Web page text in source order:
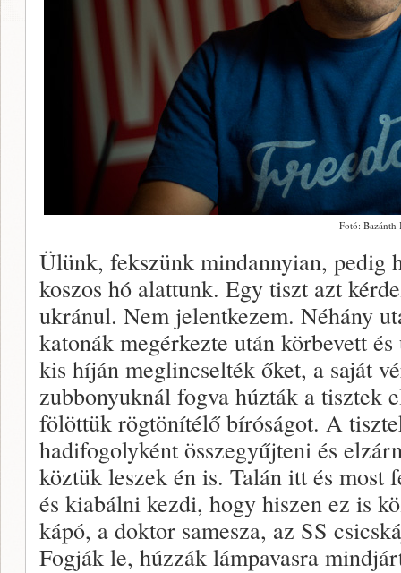
Fotó: Bazánth
Ülünk, fekszünk mindannyian, pedig
koszos hó alattunk. Egy tiszt azt
ukránul. Nem jelentkezem. Néhány
katonák megérkezte után körbevett
kis híján meglincselték őket, a saját
zubbonyuknál fogva húzták a tisztek
fölöttük rögtönítélő bíróságot. A
hadifogolyként összegyűjteni és
köztük leszek én is. Talán itt és most
és kiabálni kezdi, hogy hiszen ez is
kápó, a doktor samesza, az SS
Fogják le, húzzák lámpavasra